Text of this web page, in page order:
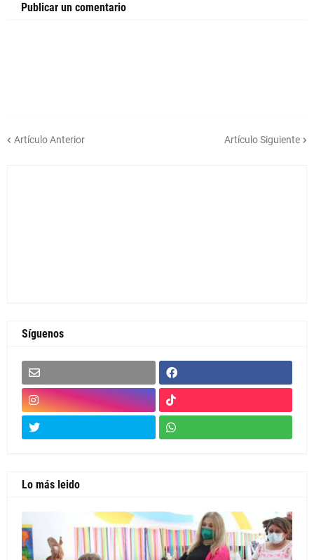
Publicar un comentario
Artículo Anterior Artículo Siguiente
Síguenos
Lo más leido